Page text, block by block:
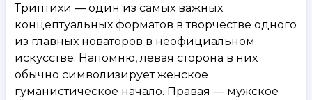
Триптихи — один из самых важных
концептуальных форматов в творчестве одного
из главных новаторов в неофициальном
искусстве. Напомню, левая сторона в них
обычно символизирует женское
гуманистическое начало. Правая — мужское